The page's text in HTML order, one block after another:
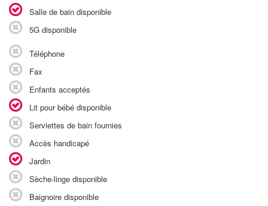
Salle de bain disponible
5G disponible
Téléphone
Fax
Enfants acceptés
Lit pour bébé disponible
Serviettes de bain fournies
Accès handicapé
Jardin
Sèche-linge disponible
Baignoire disponible